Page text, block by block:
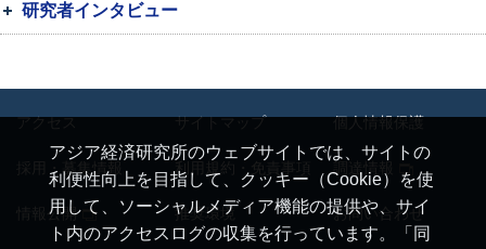
研究者インタビュー
アジア経済研究所のウェブサイトでは、サイトの
利便性向上を目指して、クッキー（Cookie）を使
用して、ソーシャルメディア機能の提供や、サイ
ト内のアクセスログの収集を行っています。「同
アクセス サイトマップ 個人情報保護
採用・募集情報 利用規約・免責事項
情報公開 推奨環境 お問い合わせ